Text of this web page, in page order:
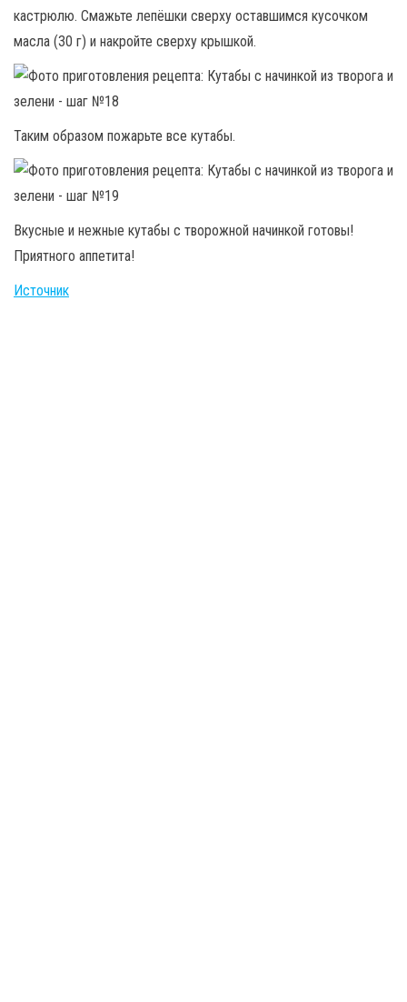
кастрюлю. Смажьте лепёшки сверху оставшимся кусочком
масла (30 г) и накройте сверху крышкой.
Таким образом пожарьте все кутабы.
Вкусные и нежные кутабы с творожной начинкой готовы!
Приятного аппетита!
Источник